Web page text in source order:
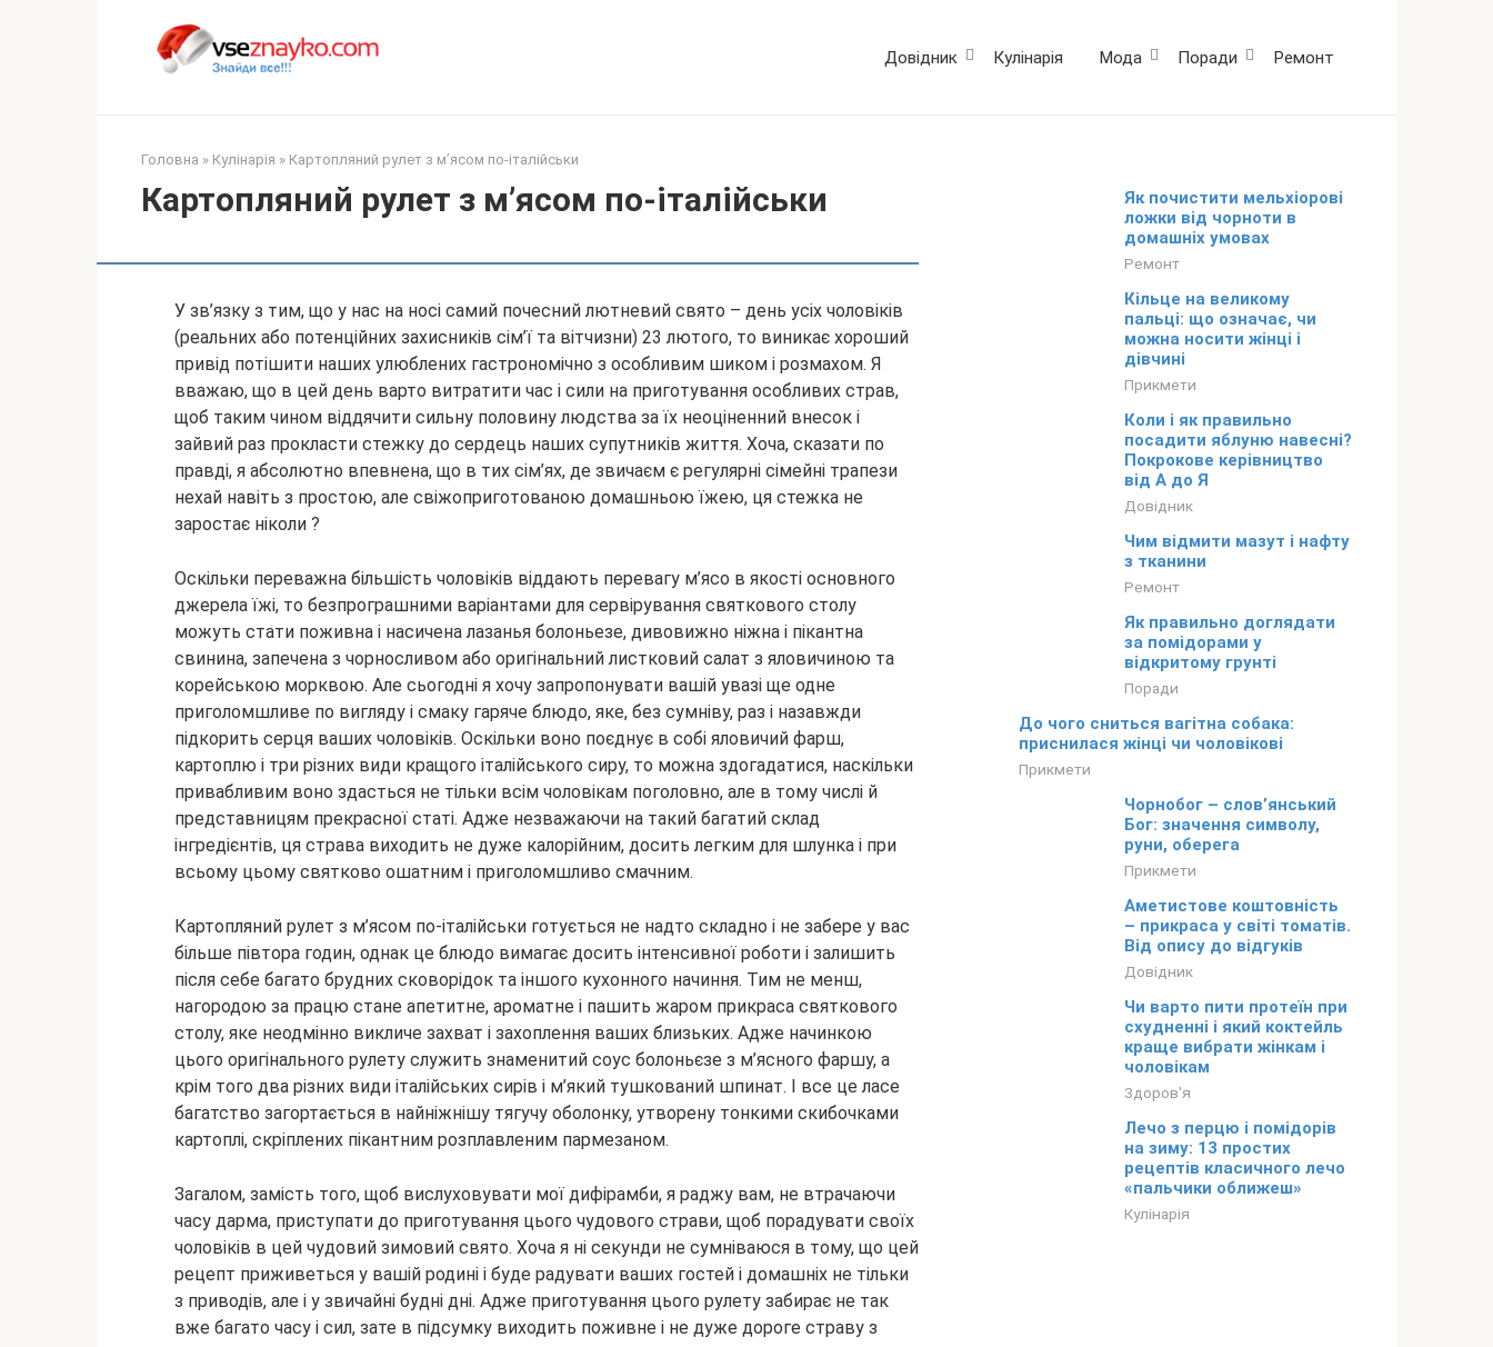
Довідник Кулінарія Мода Поради Ремонт
Головна » Кулінарія » Картопляний рулет з м’ясом по-італійськи
Картопляний рулет з м’ясом по-італійськи
У зв’язку з тим, що у нас на носі самий почесний лютневий свято – день усіх чоловіків
(реальних або потенційних захисників сім’ї та вітчизни) 23 лютого, то виникає хороший
привід потішити наших улюблених гастрономічно з особливим шиком і розмахом. Я
вважаю, що в цей день варто витратити час і сили на приготування особливих страв,
щоб таким чином віддячити сильну половину людства за їх неоціненний внесок і
зайвий раз прокласти стежку до сердець наших супутників життя. Хоча, сказати по
правді, я абсолютно впевнена, що в тих сім’ях, де звичаєм є регулярні сімейні трапези
нехай навіть з простою, але свіжоприготованою домашньою їжею, ця стежка не
заростає ніколи ?
Оскільки переважна більшість чоловіків віддають перевагу м’ясо в якості основного
джерела їжі, то безпрограшними варіантами для сервірування святкового столу
можуть стати поживна і насичена лазанья болоньезе, дивовижно ніжна і пікантна
свинина, запечена з чорносливом або оригінальний листковий салат з яловичиною та
корейською морквою. Але сьогодні я хочу запропонувати вашій увазі ще одне
приголомшливе по вигляду і смаку гаряче блюдо, яке, без сумніву, раз і назавжди
підкорить серця ваших чоловіків. Оскільки воно поєднує в собі яловичий фарш,
картоплю і три різних види кращого італійського сиру, то можна здогадатися, наскільки
привабливим воно здасться не тільки всім чоловікам поголовно, але в тому числі й
представницям прекрасної статі. Адже незважаючи на такий багатий склад
інгредієнтів, ця страва виходить не дуже калорійним, досить легким для шлунка і при
всьому цьому святково ошатним і приголомшливо смачним.
Картопляний рулет з м’ясом по-італійськи готується не надто складно і не забере у вас
більше півтора годин, однак це блюдо вимагає досить інтенсивної роботи і залишить
після себе багато брудних сковорідок та іншого кухонного начиння. Тим не менш,
нагородою за працю стане апетитне, ароматне і пашить жаром прикраса святкового
столу, яке неодмінно викличе захват і захоплення ваших близьких. Адже начинкою
цього оригінального рулету служить знаменитий соус болоньєзе з м’ясного фаршу, а
крім того два різних види італійських сирів і м’який тушкований шпинат. І все це ласе
багатство загортається в найніжнішу тягучу оболонку, утворену тонкими скибочками
картоплі, скріплених пікантним розплавленим пармезаном.
Загалом, замість того, щоб вислуховувати мої дифірамби, я раджу вам, не втрачаючи
часу дарма, приступати до приготування цього чудового страви, щоб порадувати своїх
чоловіків в цей чудовий зимовий свято. Хоча я ні секунди не сумніваюся в тому, що цей
рецепт приживеться у вашій родині і буде радувати ваших гостей і домашніх не тільки
з приводів, але і у звичайні будні дні. Адже приготування цього рулету забирає не так
вже багато часу і сил, зате в підсумку виходить поживне і не дуже дороге страву з
Як почистити мельхіорові
ложки від чорноти в
домашніх умовах
Ремонт
Кільце на великому
пальці: що означає, чи
можна носити жінці і
дівчині
Прикмети
Коли і як правильно
посадити яблуню навесні?
Покрокове керівництво
від А до Я
Довідник
Чим відмити мазут і нафту
з тканини
Ремонт
Як правильно доглядати
за помідорами у
відкритому грунті
Поради
До чого сниться вагітна собака:
приснилася жінці чи чоловікові
Прикмети
Чорнобог – слов’янський
Бог: значення символу,
руни, оберега
Прикмети
Аметистове коштовність
– прикраса у світі томатів.
Від опису до відгуків
Довідник
Чи варто пити протеїн при
схудненні і який коктейль
краще вибрати жінкам і
чоловікам
Здоров'я
Лечо з перцю і помідорів
на зиму: 13 простих
рецептів класичного лечо
«пальчики оближеш»
Кулінарія